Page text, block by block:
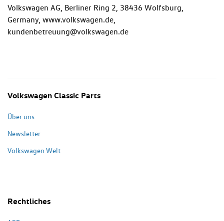
Volkswagen AG, Berliner Ring 2, 38436 Wolfsburg,
Germany, www.volkswagen.de,
kundenbetreuung@volkswagen.de
Volkswagen Classic Parts
Über uns
Newsletter
Volkswagen Welt
Rechtliches